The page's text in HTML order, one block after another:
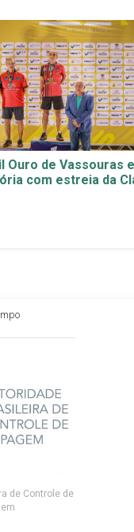
Ouro de Vassouras
com estreia da
de Controle de